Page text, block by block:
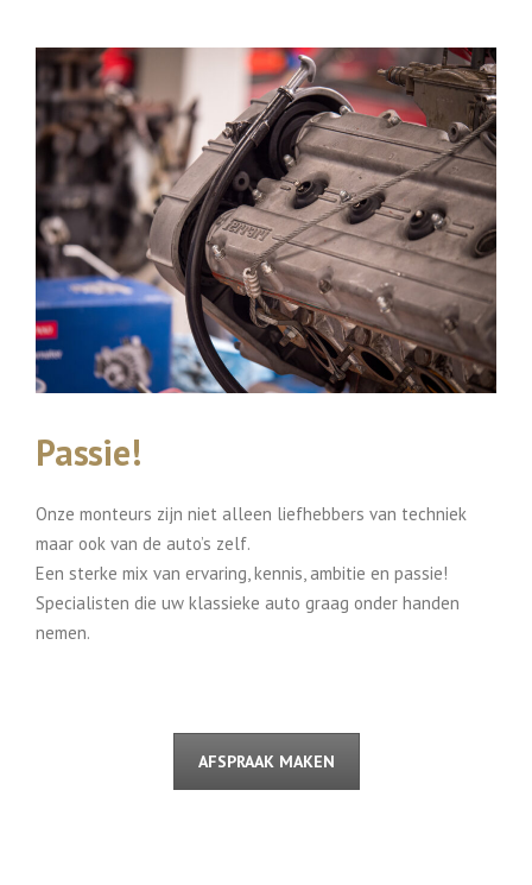
Passie!
Onze monteurs zijn niet alleen liefhebbers van techniek
maar ook van de auto’s zelf.
Een sterke mix van ervaring, kennis, ambitie en passie!
Specialisten die uw klassieke auto graag onder handen
nemen.
AFSPRAAK MAKEN